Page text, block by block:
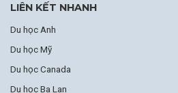
LIÊN KẾT NHANH
Du học Anh
Du học Mỹ
Du học Canada
Du học Ba Lan